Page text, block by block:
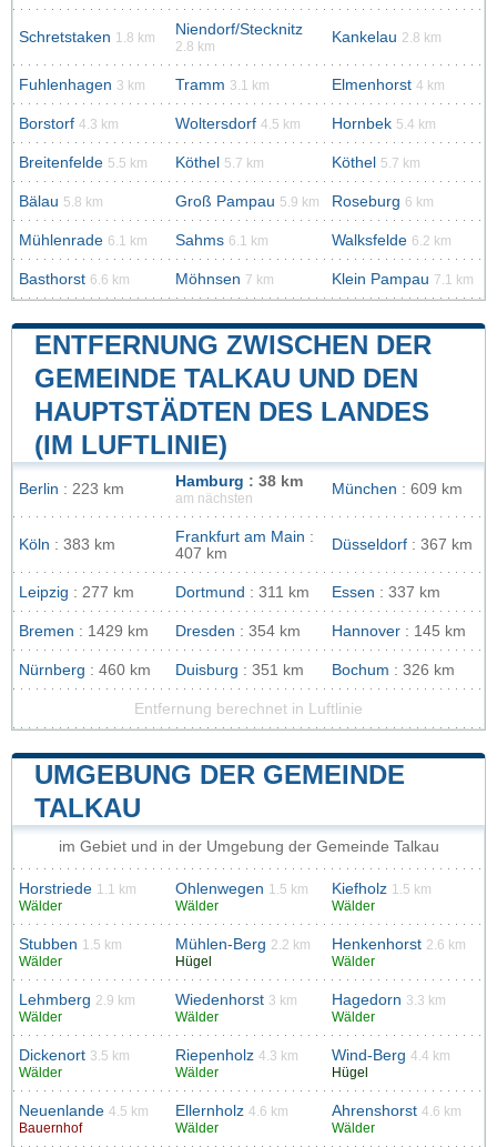
Schretstaken 1.8 km Niendorf/Stecknitz
2.8 km
Kankelau 2.8 km
Fuhlenhagen 3 km Tramm 3.1 km Elmenhorst 4 km
Borstorf 4.3 km Woltersdorf 4.5 km Hornbek 5.4 km
Breitenfelde 5.5 km Köthel 5.7 km Köthel 5.7 km
Bälau 5.8 km Groß Pampau 5.9 km Roseburg 6 km
Mühlenrade 6.1 km Sahms 6.1 km Walksfelde 6.2 km
Basthorst 6.6 km Möhnsen 7 km Klein Pampau 7.1 km
ENTFERNUNG ZWISCHEN DER
GEMEINDE TALKAU UND DEN
HAUPTSTÄDTEN DES LANDES
(IM LUFTLINIE)
Berlin : 223 km Hamburg : 38 km
am nächsten
München : 609 km
Köln : 383 km Frankfurt am Main :
407 km
Düsseldorf : 367 km
Leipzig : 277 km Dortmund : 311 km Essen : 337 km
Bremen : 1429 km Dresden : 354 km Hannover : 145 km
Nürnberg : 460 km Duisburg : 351 km Bochum : 326 km
Entfernung berechnet in Luftlinie
UMGEBUNG DER GEMEINDE
TALKAU
im Gebiet und in der Umgebung der Gemeinde Talkau
Horstriede 1.1 km
Wälder
Ohlenwegen 1.5 km
Wälder
Kiefholz 1.5 km
Wälder
Stubben 1.5 km
Wälder
Mühlen-Berg 2.2 km
Hügel
Henkenhorst 2.6 km
Wälder
Lehmberg 2.9 km
Wälder
Wiedenhorst 3 km
Wälder
Hagedorn 3.3 km
Wälder
Dickenort 3.5 km
Wälder
Riepenholz 4.3 km
Wälder
Wind-Berg 4.4 km
Hügel
Neuenlande 4.5 km
Bauernhof
Ellernholz 4.6 km
Wälder
Ahrenshorst 4.6 km
Wälder